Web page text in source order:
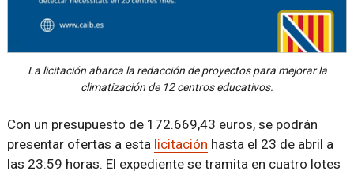
La licitación abarca la redacción de proyectos para mejorar la
climatización de 12 centros educativos.
Con un presupuesto de 172.669,43 euros, se podrán
presentar ofertas a esta licitación hasta el 23 de abril a
las 23:59 horas. El expediente se tramita en cuatro lotes